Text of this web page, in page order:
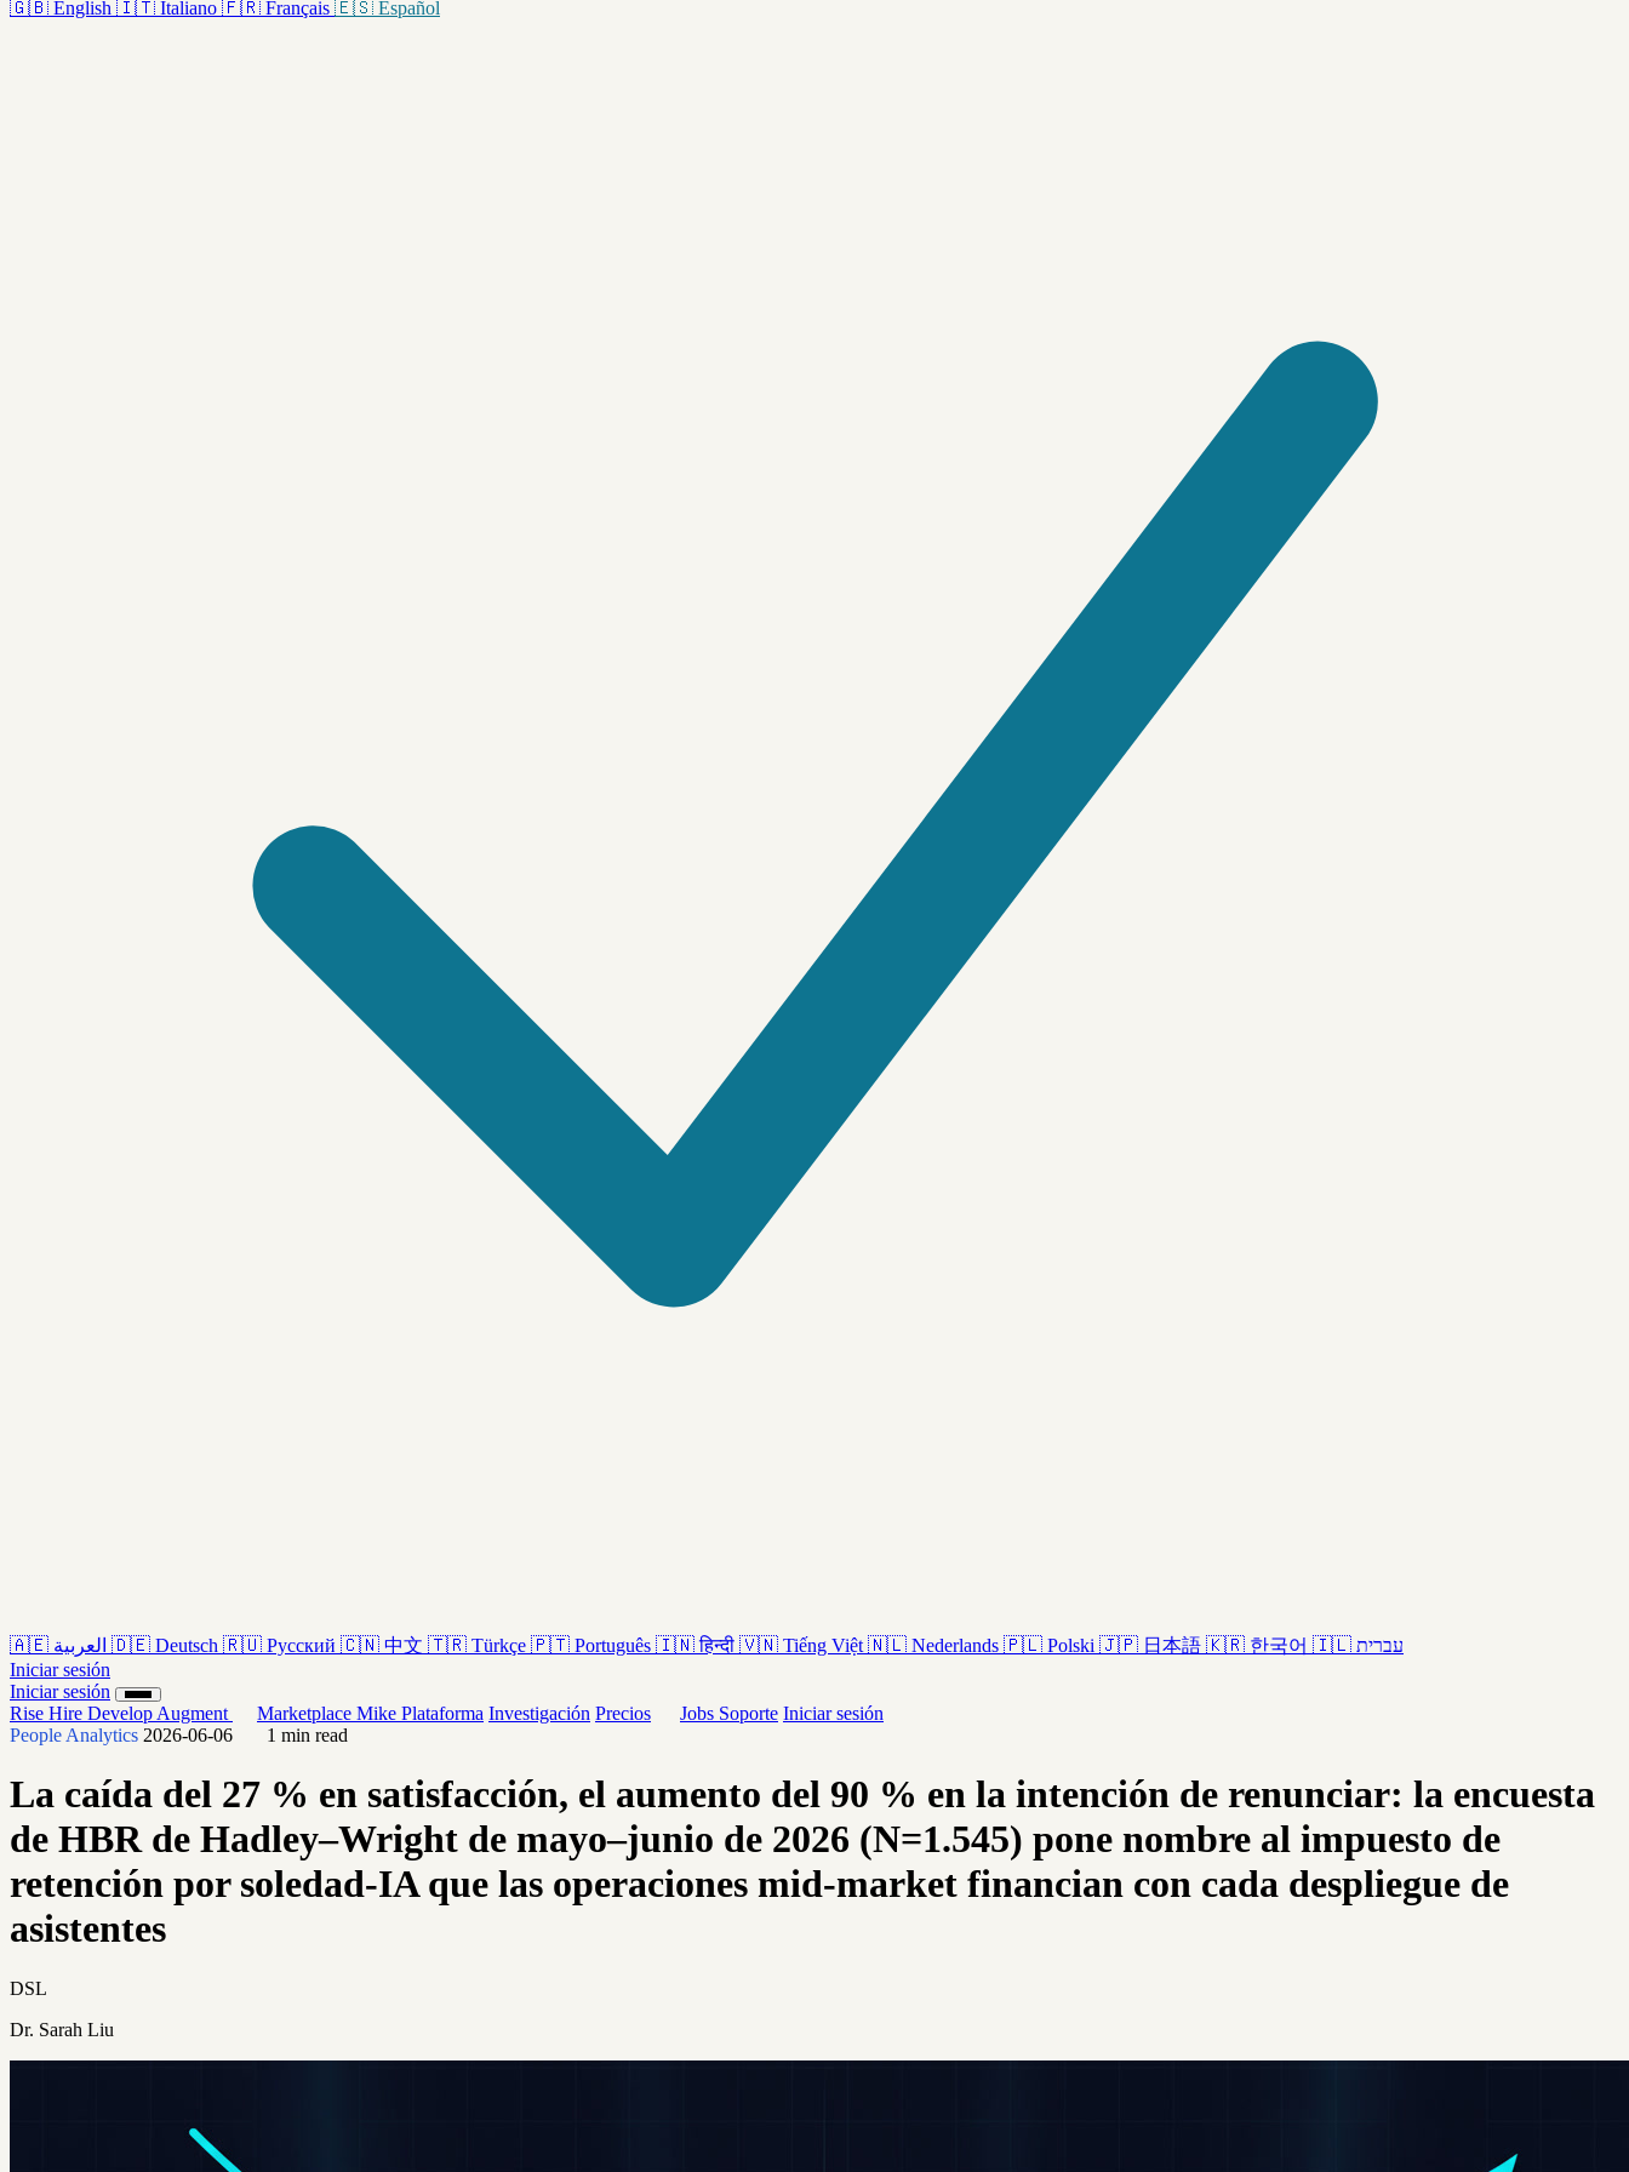
🇬🇧 English 🇮🇹 Italiano 🇫🇷 Français 🇪🇸 Español
🇦🇪 العربية 🇩🇪 Deutsch 🇷🇺 Русский 🇨🇳 中文 🇹🇷 Türkçe 🇵🇹 Português 🇮🇳 हिन्दी 🇻🇳 Tiếng Việt 🇳🇱 Nederlands 🇵🇱 Polski 🇯🇵 日本語 🇰🇷 한국어 🇮🇱 עברית
Iniciar sesión
Iniciar sesión
Rise Hire Develop Augment Marketplace Mike Plataforma Investigación Precios Jobs Soporte Iniciar sesión
People Analytics 2026-06-06 1 min read
La caída del 27 % en satisfacción, el aumento del 90 % en la intención de renunciar: la encuesta
de HBR de Hadley–Wright de mayo–junio de 2026 (N=1.545) pone nombre al impuesto de
retención por soledad-IA que las operaciones mid-market financian con cada despliegue de
asistentes
DSL
Dr. Sarah Liu